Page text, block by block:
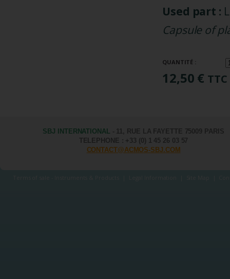
Used part :
Capsule of
QUANTITÉ :
12,50 € TTC
SBJ INTERNATIONAL - 11, RUE LA FAYETTE 75009 PARIS
TELEPHONE : +33 (0) 1 45 26 03 57
CONTACT@ACMOS-SBJ.COM